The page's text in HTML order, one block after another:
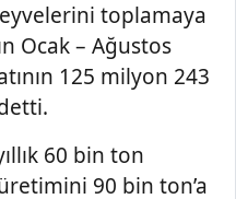
toplamaya
Ocak – Ağustos
125 milyon 243
60 bin ton
90 bin ton’a